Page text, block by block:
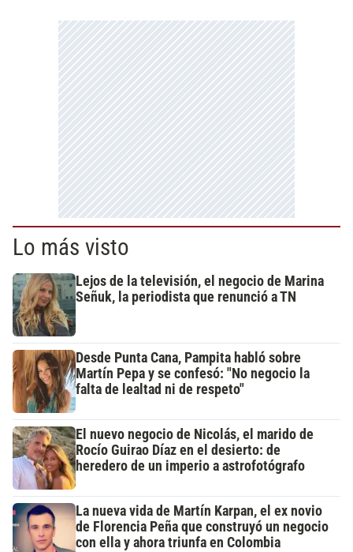
Lo más visto
Lejos de la televisión, el negocio de Marina
Señuk, la periodista que renunció a TN
Desde Punta Cana, Pampita habló sobre
Martín Pepa y se confesó: "No negocio la
falta de lealtad ni de respeto"
El nuevo negocio de Nicolás, el marido de
Rocío Guirao Díaz en el desierto: de
heredero de un imperio a astrofotógrafo
La nueva vida de Martín Karpan, el ex novio
de Florencia Peña que construyó un negocio
con ella y ahora triunfa en Colombia